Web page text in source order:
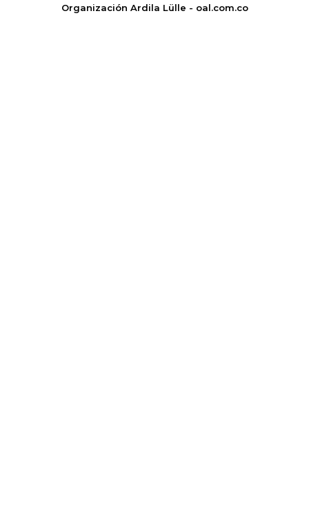
Organización Ardila Lülle - oal.com.co